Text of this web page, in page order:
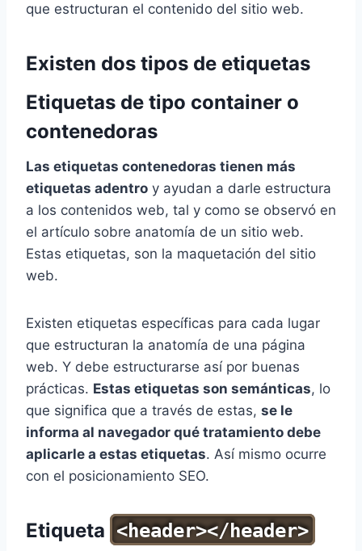
que estructuran el contenido del sitio web.
Existen dos tipos de etiquetas
Etiquetas de tipo container o
contenedoras
Las etiquetas contenedoras tienen más
etiquetas adentro y ayudan a darle estructura
a los contenidos web, tal y como se observó en
el artículo sobre anatomía de un sitio web.
Estas etiquetas, son la maquetación del sitio
web.
Existen etiquetas específicas para cada lugar
que estructuran la anatomía de una página
web. Y debe estructurarse así por buenas
prácticas. Estas etiquetas son semánticas, lo
que significa que a través de estas, se le
informa al navegador qué tratamiento debe
aplicarle a estas etiquetas. Así mismo ocurre
con el posicionamiento SEO.
Etiqueta <header></header>